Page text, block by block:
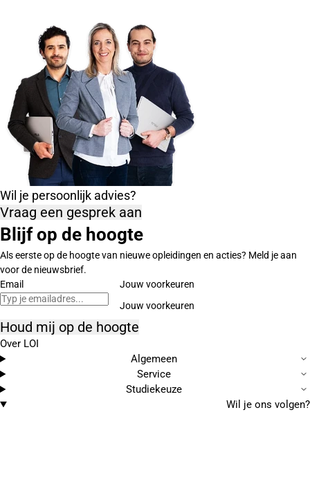
Wil je persoonlijk advies?
Vraag een gesprek aan
Blijf op de hoogte
Als eerste op de hoogte van nieuwe opleidingen en acties? Meld je aan
voor de nieuwsbrief.
Email
Jouw voorkeuren
Houd mij op de hoogte
Over LOI
Algemeen
Service
Studiekeuze
Wil je ons volgen?